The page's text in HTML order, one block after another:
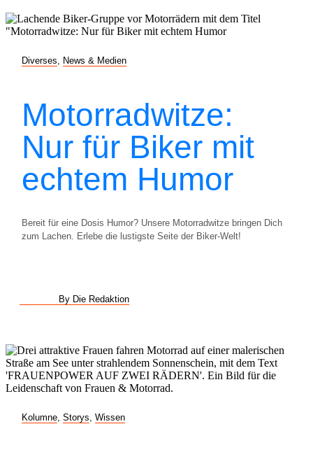
Diverses News & Medien
Motorradwitze:
Nur für Biker mit
echtem Humor
Bereit für eine Dosis Humor? Unsere Motorradwitze bringen Dich
zum Lachen. Erlebe die lustigste Seite der Biker-Welt!
By Die Redaktion
Kolumne Storys Wissen